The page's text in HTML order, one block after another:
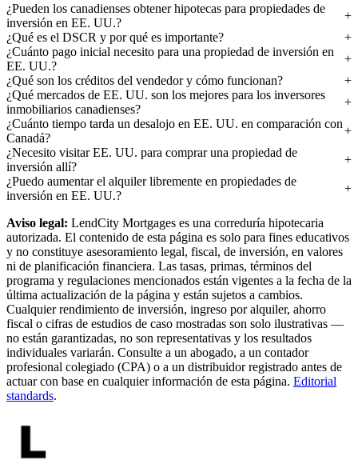
¿Pueden los canadienses obtener hipotecas para propiedades de
inversión en EE. UU.?
¿Qué es el DSCR y por qué es importante?
¿Cuánto pago inicial necesito para una propiedad de inversión en
EE. UU.?
¿Qué son los créditos del vendedor y cómo funcionan?
¿Qué mercados de EE. UU. son los mejores para los inversores
inmobiliarios canadienses?
¿Cuánto tiempo tarda un desalojo en EE. UU. en comparación con
Canadá?
¿Necesito visitar EE. UU. para comprar una propiedad de
inversión allí?
¿Puedo aumentar el alquiler libremente en propiedades de
inversión en EE. UU.?
Aviso legal: LendCity Mortgages es una correduría hipotecaria
autorizada. El contenido de esta página es solo para fines educativos
y no constituye asesoramiento legal, fiscal, de inversión, en valores
ni de planificación financiera. Las tasas, primas, términos del
programa y regulaciones mencionados están vigentes a la fecha de la
última actualización de la página y están sujetos a cambios.
Cualquier rendimiento de inversión, ingreso por alquiler, ahorro
fiscal o cifras de estudios de caso mostradas son solo ilustrativas —
no están garantizadas, no son representativas y los resultados
individuales variarán. Consulte a un abogado, a un contador
profesional colegiado (CPA) o a un distribuidor registrado antes de
actuar con base en cualquier información de esta página. Editorial
standards.